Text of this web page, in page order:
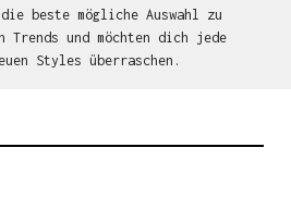
beste mögliche Auswahl zu
und möchten dich jede
Styles überraschen.